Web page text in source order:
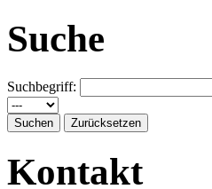
Suche
Suchbegriff:
Kontakt